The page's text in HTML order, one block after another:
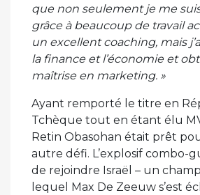
que non seulement je me
grâce à beaucoup de travail
un excellent coaching, mais
la finance et l’économie et
maîtrise en marketing. »
Ayant remporté le titre en
Tchèque tout en étant élu
Retin Obasohan était prêt
autre défi. L’explosif combo-
de rejoindre Israël – un
lequel Max De Zeeuw s’est